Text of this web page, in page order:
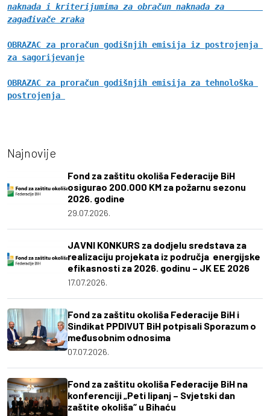
naknada i kriterijumima za obračun naknada za
zagađivače zraka
OBRAZAC za proračun godišnjih emisija iz postrojenja
za sagorijevanje
OBRAZAC za proračun godišnjih emisija za tehnološka
postrojenja
Najnovije
Fond za zaštitu okoliša Federacije BiH
osigurao 200.000 KM za požarnu sezonu
2026. godine
29.07.2026.
JAVNI KONKURS za dodjelu sredstava za
realizaciju projekata iz područja energijske
efikasnosti za 2026. godinu – JK EE 2026
17.07.2026.
Fond za zaštitu okoliša Federacije BiH i
Sindikat PPDIVUT BiH potpisali Sporazum o
međusobnim odnosima
07.07.2026.
Fond za zaštitu okoliša Federacije BiH na
konferenciji „Peti lipanj – Svjetski dan
zaštite okoliša“ u Bihaću